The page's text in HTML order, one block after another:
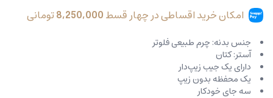
امکان خرید اقساطی در چهار قسط8,250,000تومانی
جنس بدنه: چرم طبیعی فلوتر
آستر: کتان
دارای یک جیب زیپ‌دار
یک محفظه بدون زیپ
سه جای خودکار